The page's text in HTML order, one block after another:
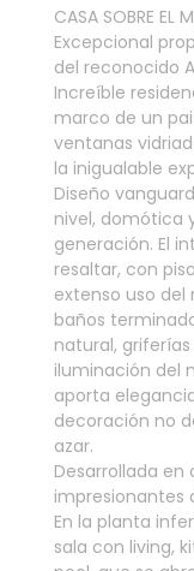
CASA SOBRE EL
Excepcional
del reconocido
Increíble
marco de un
ventanas
la inigualable
Diseño
nivel, domótica
generación. El
resaltar, con
extenso uso del
baños
natural,
iluminación del
aporta
decoración no
azar.
Desarrollada en
impresionantes
En la planta
sala con living,